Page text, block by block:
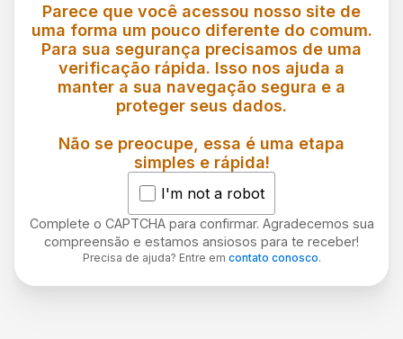
Parece que você acessou nosso site de
uma forma um pouco diferente do comum.
Para sua segurança precisamos de uma
verificação rápida. Isso nos ajuda a
manter a sua navegação segura e a
proteger seus dados.
Não se preocupe, essa é uma etapa
simples e rápida!
I'm not a robot
Complete o CAPTCHA para confirmar. Agradecemos sua
compreensão e estamos ansiosos para te receber!
Precisa de ajuda? Entre em contato conosco.